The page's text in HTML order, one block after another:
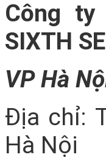
Công
SIXTH
VP Hà
Địa chỉ:
Hà Nội